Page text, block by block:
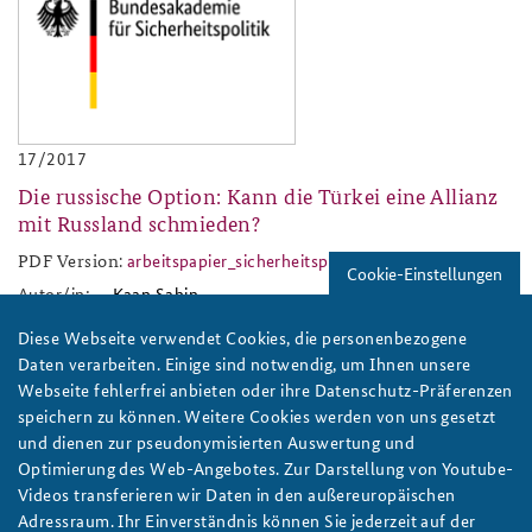
17/2017
Die russische Option: Kann die Türkei eine Allianz
mit Russland schmieden?
PDF Version: arbeitspapier_sicherheitspolitik_2017_17.pdf
Autor/in:
Kaan Sahin
baks-logo_neu.png
Cookie-Einstellungen
Diese Webseite verwendet Cookies, die personenbezogene
Daten verarbeiten. Einige sind notwendig, um Ihnen unsere
Webseite fehlerfrei anbieten oder ihre Datenschutz-Präferenzen
speichern zu können. Weitere Cookies werden von uns gesetzt
und dienen zur pseudonymisierten Auswertung und
Optimierung des Web-Angebotes. Zur Darstellung von Youtube-
Videos transferieren wir Daten in den außereuropäischen
Adressraum. Ihr Einverständnis können Sie jederzeit auf der